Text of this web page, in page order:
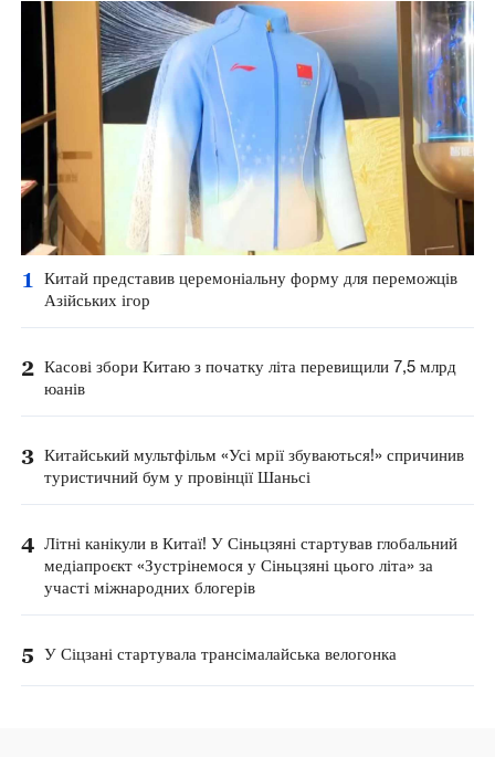
1
Китай представив церемоніальну форму для переможців
Азійських ігор
2 Касові збори Китаю з початку літа перевищили 7,5 млрд
юанів
3 Китайський мультфільм «Усі мрії збуваються!» спричинив
туристичний бум у провінції Шаньсі
4 Літні канікули в Китаї! У Сіньцзяні стартував глобальний
медіапроєкт «Зустрінемося у Сіньцзяні цього літа» за
участі міжнародних блогерів
5 У Сіцзані стартувала трансімалайська велогонка